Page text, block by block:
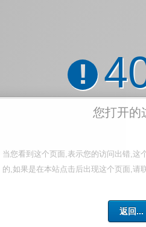
!
您打开的
当您看到这个页面,表示您的访问出错,这
的,如果是在本站点击后出现这个页面,请
返回...